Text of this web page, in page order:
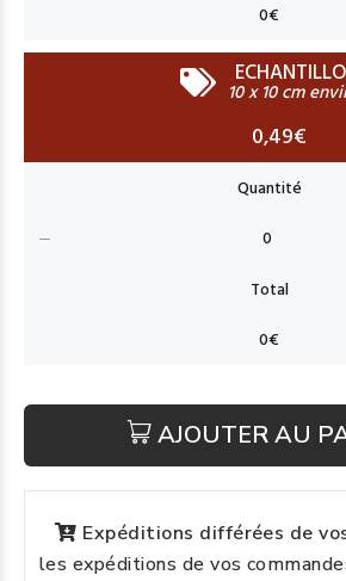
10 x 10 cm
0,49€
AJOUTER AU
Expéditions différées de
les expéditions de vos